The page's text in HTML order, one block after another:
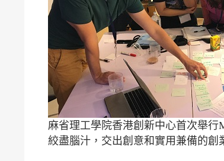
麻省理工學院香港創新中心首次舉行
絞盡腦汁，交出創意和實用兼備的創